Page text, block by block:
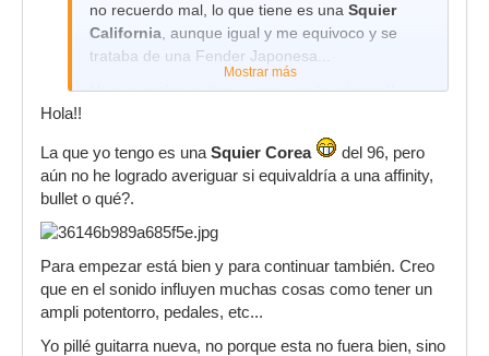
no recuerdo mal, lo que tiene es una Squier
California , aunque igual y me equivoco y se
trataba de una Fender Japonesa...
No son malas guitarras para ser la primera!!
Saludos!
Mostrar más
Hola!!
La que yo tengo es una Squier Corea
del 96, pero
aún no he logrado averiguar si equivaldría a una affinity,
bullet o qué?.
Para empezar está bien y para continuar también. Creo
que en el sonido influyen muchas cosas como tener un
ampli potentorro, pedales, etc...
Yo pillé guitarra nueva, no porque esta no fuera bien, sino